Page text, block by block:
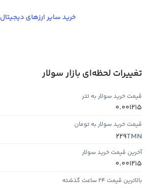
خرید سایر ارزهای دیجیتال
تغییرات لحظه‌ای بازار سولار
قیمت خرید سولار به تتر
0.001215
قیمت خرید سولار به تومان
TMN
229
آخرین قیمت خرید سولار
0.001215
بالاترین قیمت ۲۴ ساعت گذشته